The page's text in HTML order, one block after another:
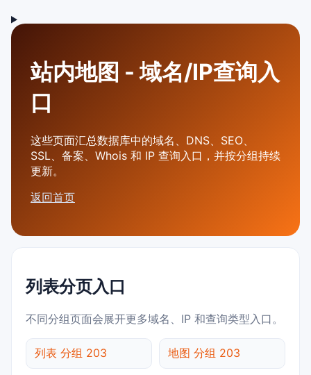
站内地图 - 域名/IP查询入
口
这些页面汇总数据库中的域名、DNS、SEO、
SSL、备案、Whois 和 IP 查询入口，并按分组持续
更新。
返回首页
列表分页入口
不同分组页面会展开更多域名、IP 和查询类型入口。
列表 分组 203 地图 分组 203